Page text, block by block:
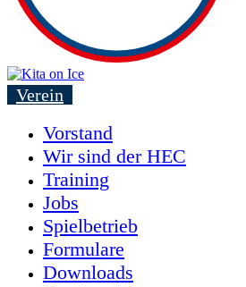
Verein
Vorstand
Wir sind der HEC
Training
Jobs
Spielbetrieb
Formulare
Downloads